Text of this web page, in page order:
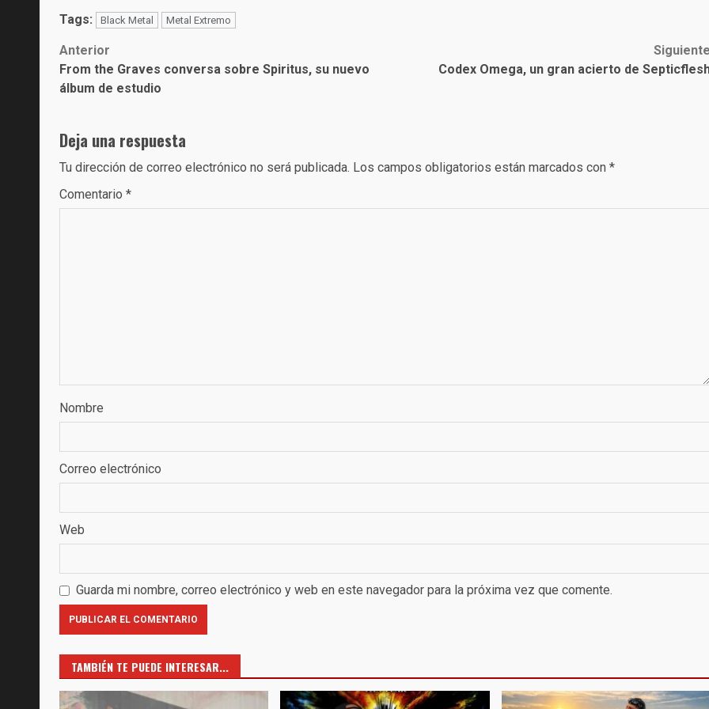
Tags: Black Metal Metal Extremo
Post
navigation
Anterior
From the Graves conversa sobre Spiritus, su nuevo
álbum de estudio
Codex Omega, un gran acierto de
Deja una respuesta
Tu dirección de correo electrónico no será publicada. Los campos obligatorios están marcados con *
Comentario *
Nombre
Correo electrónico
Web
Guarda mi nombre, correo electrónico y web en este navegador para la próxima vez que comente.
TAMBIÉN TE PUEDE INTERESAR...